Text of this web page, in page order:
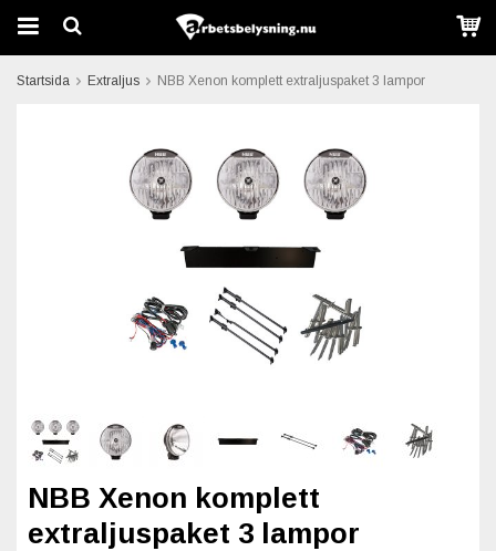
Startsida Extraljus NBB Xenon komplett extraljuspaket 3 lampor
NBB Xenon komplett
extraljuspaket 3 lampor